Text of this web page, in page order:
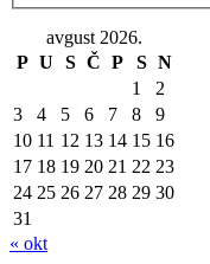
avgust 2026.
P U S Č P S N
1
2
3
4 5 6 7 8
9
10 11 12 13 14 15 16
17 18 19 20 21 22 23
24 25 26 27 28 29 30
31
« okt